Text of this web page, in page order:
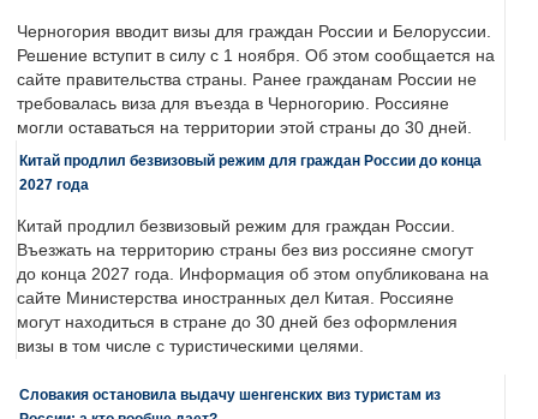
Черногория вводит визы для граждан России и Белоруссии.
Решение вступит в силу с 1 ноября. Об этом сообщается на
сайте правительства страны. Ранее гражданам России не
требовалась виза для въезда в Черногорию. Россияне
могли оставаться на территории этой страны до 30 дней.
Китай продлил безвизовый режим для граждан России до конца
2027 года
Китай продлил безвизовый режим для граждан России.
Въезжать на территорию страны без виз россияне смогут
до конца 2027 года. Информация об этом опубликована на
сайте Министерства иностранных дел Китая. Россияне
могут находиться в стране до 30 дней без оформления
визы в том числе с туристическими целями.
Словакия остановила выдачу шенгенских виз туристам из